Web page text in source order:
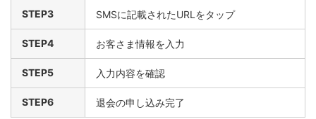
STEP3 SMSに記載されたURLをタップ
STEP4 お客さま情報を入力
STEP5 入力内容を確認
STEP6 退会の申し込み完了